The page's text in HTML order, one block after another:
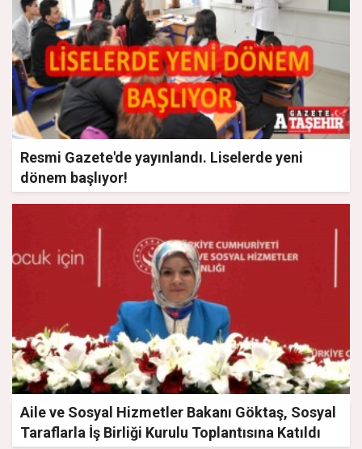
Resmi Gazete'de yayınlandı. Liselerde yeni
dönem başlıyor!
Aile ve Sosyal Hizmetler Bakanı Göktaş, Sosyal
Taraflarla İş Birliği Kurulu Toplantısına Katıldı